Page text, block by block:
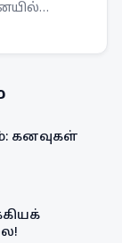
கனவுகள்